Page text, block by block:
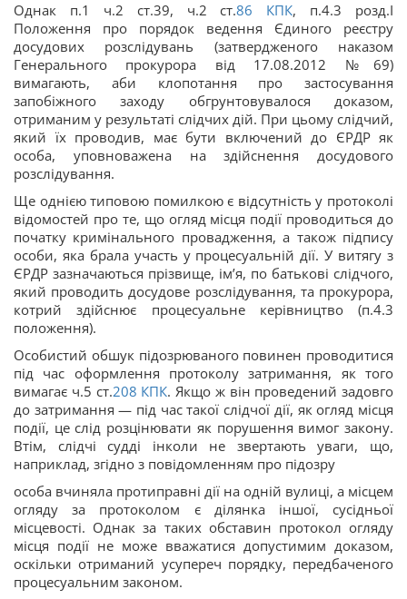
Однак п.1 ч.2 ст.39, ч.2 ст.86 КПК, п.4.3 розд.І
Положення про порядок ведення Єдиного реєстру
досудових розслідувань (затвердженого наказом
Генерального прокурора від 17.08.2012 №69)
вимагають, аби клопотання про застосування
запобіжного заходу обгрунтовувалося доказом,
отриманим у результаті слідчих дій. При цьому слідчий,
який їх проводив, має бути включений до ЄРДР як
особа, уповноважена на здійснення досудового
розслідування.
Ще однією типовою помилкою є відсутність у протоколі
відомостей про те, що огляд місця події проводиться до
початку кримінального провадження, а також підпису
особи, яка брала участь у процесуальній дії. У витягу з
ЄРДР зазначаються прізвище, ім’я, по батькові слідчого,
який проводить досудове розслідування, та прокурора,
котрий здійснює процесуальне керівництво (п.4.3
положення).
Особистий обшук підозрюваного повинен проводитися
під час оформлення протоколу затримання, як того
вимагає ч.5 ст.208 КПК. Якщо ж він проведений задовго
до затримання — під час такої слідчої дії, як огляд місця
події, це слід розцінювати як порушення вимог закону.
Втім, слідчі судді інколи не звертають уваги, що,
наприклад, згідно з повідомленням про підозру
особа вчиняла протиправні дії на одній вулиці, а місцем
огляду за протоколом є ділянка іншої, сусідньої
місцевості. Однак за таких обставин протокол огляду
місця події не може вважатися допустимим доказом,
оскільки отриманий усупереч порядку, передбаченого
процесуальним законом.